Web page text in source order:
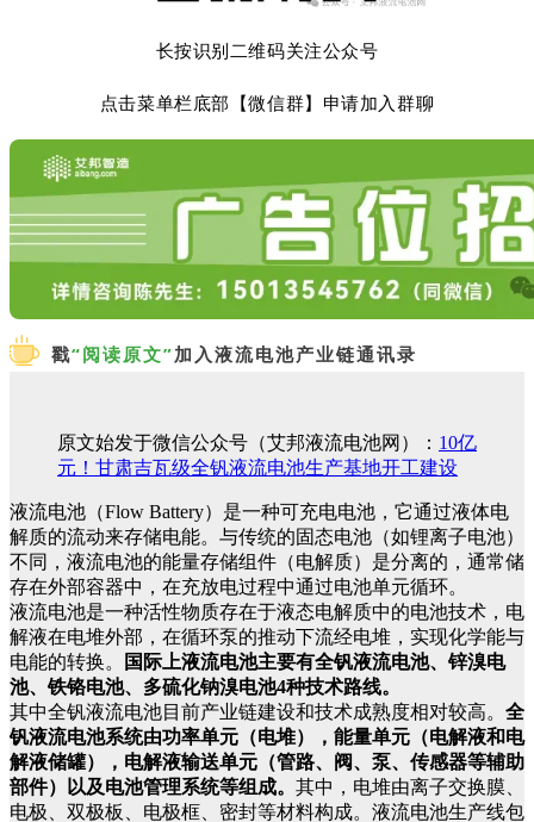
长按识别二维码关注公众号
点击菜单栏底部【微信群】申请加入群聊
戳“阅读原文”加入液流电池产业链通讯录
原文始发于微信公众号（艾邦液流电池网）： 10亿
元！甘肃吉瓦级全钒液流电池生产基地开工建设
液流电池（Flow Battery）是一种可充电电池，它通过液体电
解质的流动来存储电能。与传统的固态电池（如锂离子电池）
不同，液流电池的能量存储组件（电解质）是分离的，通常储
存在外部容器中，在充放电过程中通过电池单元循环。
液流电池是一种活性物质存在于液态电解质中的电池技术，电
解液在电堆外部，在循环泵的推动下流经电堆，实现化学能与
电能的转换。
国际上液流电池主要有全钒液流电池、锌溴电
池、铁铬电池、多硫化钠溴电池4种技术路线。
其中全钒液流电池目前产业链建设和技术成熟度相对较高。 全
钒液流电池系统由功率单元（电堆），能量单元（电解液和电
解液储罐），电解液输送单元（管路、阀、泵、传感器等辅助
部件）以及电池管理系统等组成。 其中，电堆由离子交换膜、
电极、双极板、电极框、密封等材料构成。液流电池生产线包